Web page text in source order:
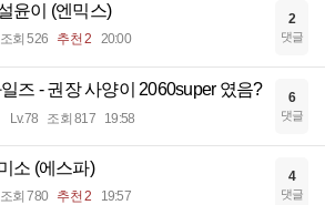
윤이 (엔믹스)
조회 526 추천 2 20:00
2
댓글
즈 - 권장 사양이 2060super 였음?
Lv.78 조회 817 19:58
6
댓글
소 (에스파)
조회 780 추천 2 19:57
4
댓글